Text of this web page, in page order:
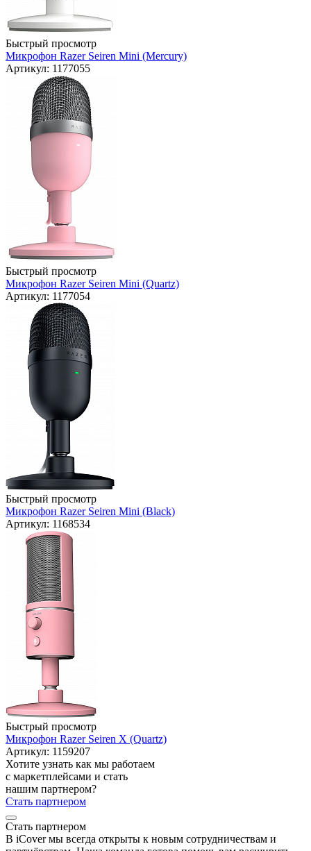
Быстрый просмотр
Микрофон Razer Seiren Mini (Mercury)
Артикул: 1177055
Быстрый просмотр
Микрофон Razer Seiren Mini (Quartz)
Артикул: 1177054
Быстрый просмотр
Микрофон Razer Seiren Mini (Black)
Артикул: 1168534
Быстрый просмотр
Микрофон Razer Seiren X (Quartz)
Артикул: 1159207
Хотите узнать как мы работаем
с маркетплейсами и стать
нашим партнером?
Стать партнером
Стать партнером
В iCover мы всегда открыты к новым сотрудничествам и